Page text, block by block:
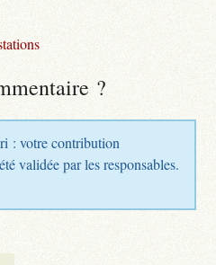
?
: votre contribution
validée par les responsables.